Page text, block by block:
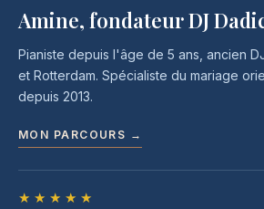
Amine, fondateur DJ
Pianiste depuis l'âge de 5 ans, ancien
et Rotterdam. Spécialiste du mariage
depuis 2013.
MON PARCOURS →
★★★★★